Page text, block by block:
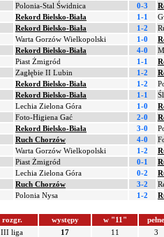
Polonia-Stal Świdnica 0-3
Rekord Bielsko-Biała 1-1
Rekord Bielsko-Biała 1-2
Warta Gorzów Wielkopolski 1-0
Rekord Bielsko-Biała 4-0
Piast Żmigród 1-1
Zagłębie II Lubin 1-2
Rekord Bielsko-Biała 1-2
Rekord Bielsko-Biała 1-1
Lechia Zielona Góra 1-0
Foto-Higiena Gać 2-0
Rekord Bielsko-Biała 3-0
Ruch Chorzów 4-0
Warta Gorzów Wielkopolski 1-2
Piast Żmigród 0-1
Lechia Zielona Góra 0-2
Ruch Chorzów 3-2
Polonia Nysa 1-2
rozgr. występy w "11"
pełne
III liga 17 11
3